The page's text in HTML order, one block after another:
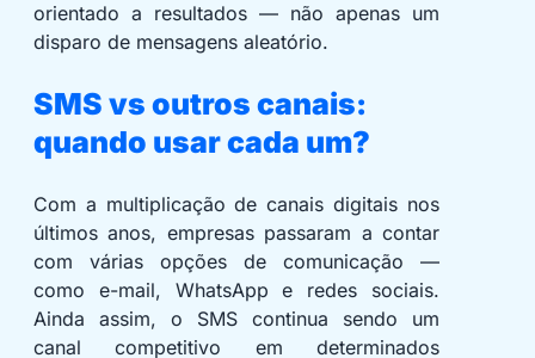
orientado a resultados — não apenas um
disparo de mensagens aleatório.
SMS vs outros canais:
quando usar cada um?
Com a multiplicação de canais digitais nos
últimos anos, empresas passaram a contar
com várias opções de comunicação —
como e-mail, WhatsApp e redes sociais.
Ainda assim, o SMS continua sendo um
canal competitivo em determinados